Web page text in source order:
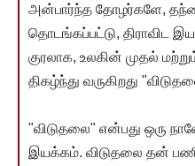
அன்பார்ந்த தோழர்களே,
தொடங்கப்பட்டு, திராவிட
குரலாக, உலகின் முதல்
திகழ்ந்து வருகிறது
"விடுதலை" என்பது ஒரு
இயக்கம். விடுதலை தன்